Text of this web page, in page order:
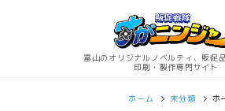
富山のオリジナルノベルティ、販促
印刷・製作専門サイト
ホーム 未分類 ホ